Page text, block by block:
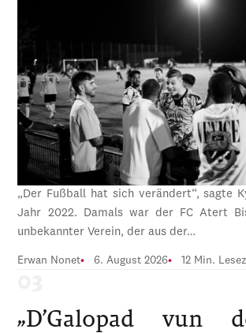
„Der Fußball hat sich verändert“, sagte
Jahr 2022. Damals war der FC Atert
unbekannter Verein, der aus der…
Erwan Nonet 6. August 2026 12 Min.
„D’Galopad vun